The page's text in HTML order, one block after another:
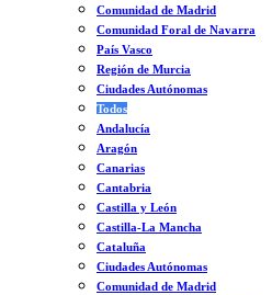
Comunidad de Madrid
Comunidad Foral de Navarra
País Vasco
Región de Murcia
Ciudades Autónomas
Todos
Andalucía
Aragón
Canarias
Cantabria
Castilla y León
Castilla-La Mancha
Cataluña
Ciudades Autónomas
Comunidad de Madrid